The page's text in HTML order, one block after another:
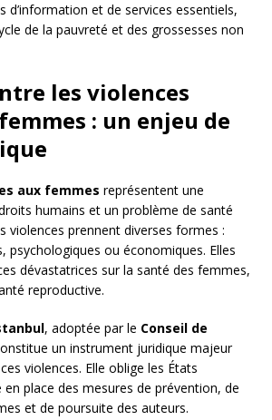
d’information et de services essentiels,
de la pauvreté et des grossesses non
les violences
: un enjeu de
aux femmes représentent une
humains et un problème de santé
violences prennent diverses formes :
psychologiques ou économiques. Elles
dévastatrices sur la santé des femmes,
reproductive.
, adoptée par le Conseil de
un instrument juridique majeur
violences. Elle oblige les États
place des mesures de prévention, de
et de poursuite des auteurs.